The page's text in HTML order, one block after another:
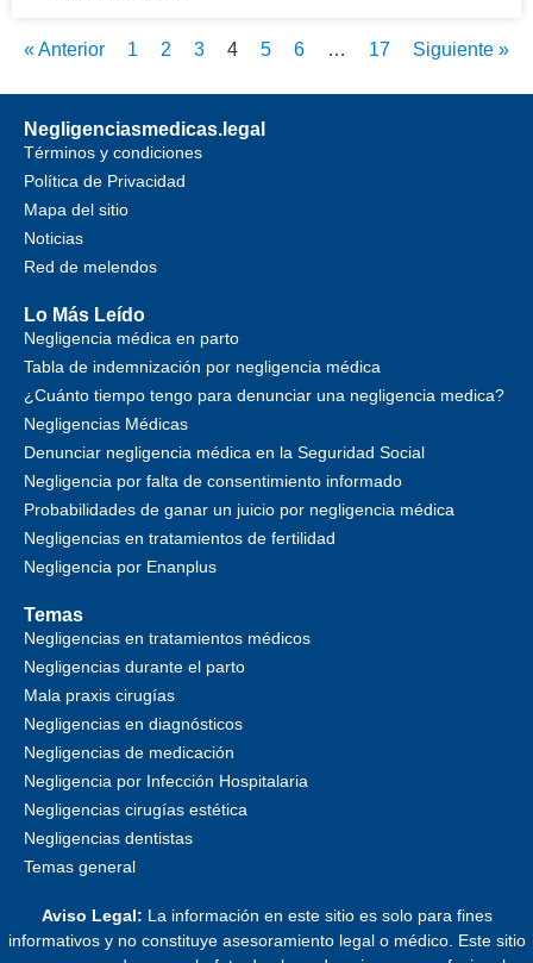
« Anterior 1 2 3 4 5 6 … 17 Siguiente »
Negligenciasmedicas.legal
Términos y condiciones
Política de Privacidad
Mapa del sitio
Noticias
Red de melendos
Lo Más Leído
Negligencia médica en parto
Tabla de indemnización por negligencia médica
¿Cuánto tiempo tengo para denunciar una negligencia medica?
Negligencias Médicas
Denunciar negligencia médica en la Seguridad Social
Negligencia por falta de consentimiento informado
Probabilidades de ganar un juicio por negligencia médica
Negligencias en tratamientos de fertilidad
Negligencia por Enanplus
Temas
Negligencias en tratamientos médicos
Negligencias durante el parto
Mala praxis cirugías
Negligencias en diagnósticos
Negligencias de medicación
Negligencia por Infección Hospitalaria
Negligencias cirugías estética
Negligencias dentistas
Temas general
Aviso Legal: La información en este sitio es solo para fines
informativos y no constituye asesoramiento legal o médico. Este sitio